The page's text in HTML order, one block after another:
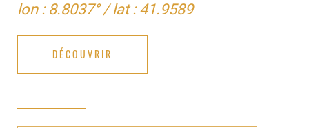
lon : 8.8037° / lat : 41.9589
DÉCOUVRIR
DOMUS ECOLOGIA vous propose une solution pour
construire votre maison et devenir propriétaire.